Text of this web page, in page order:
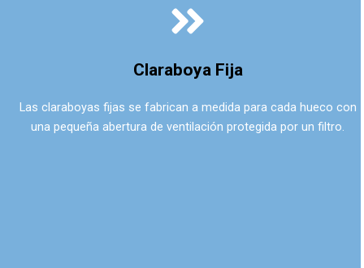
Claraboya Fija
Las claraboyas fijas se fabrican a medida para cada hueco con
una pequeña abertura de ventilación protegida por un filtro.